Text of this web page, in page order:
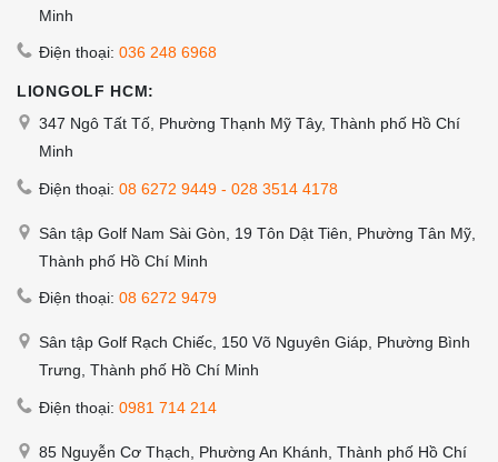
Minh
Điện thoại: 036 248 6968
LIONGOLF HCM:
347 Ngô Tất Tố, Phường Thạnh Mỹ Tây, Thành phố Hồ Chí
Minh
Điện thoại: 08 6272 9449 - 028 3514 4178
Sân tập Golf Nam Sài Gòn, 19 Tôn Dật Tiên, Phường Tân Mỹ,
Thành phố Hồ Chí Minh
Điện thoại: 08 6272 9479
Sân tập Golf Rạch Chiếc, 150 Võ Nguyên Giáp, Phường Bình
Trưng, Thành phố Hồ Chí Minh
Điện thoại: 0981 714 214
85 Nguyễn Cơ Thạch, Phường An Khánh, Thành phố Hồ Chí